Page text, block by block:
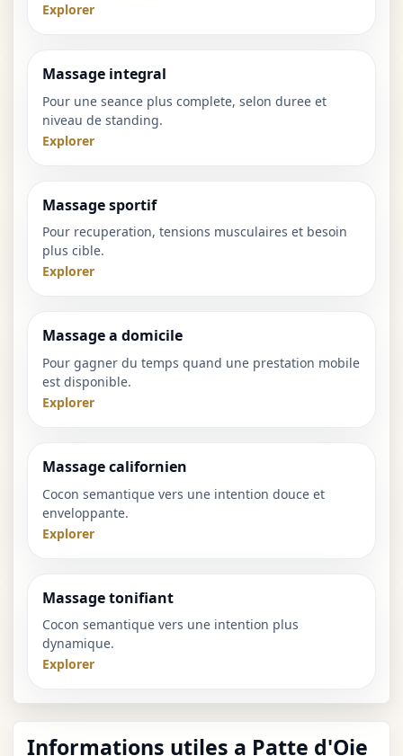
Explorer
Massage integral
Pour une seance plus complete, selon duree et
niveau de standing.
Explorer
Massage sportif
Pour recuperation, tensions musculaires et besoin
plus cible.
Explorer
Massage a domicile
Pour gagner du temps quand une prestation mobile
est disponible.
Explorer
Massage californien
Cocon semantique vers une intention douce et
enveloppante.
Explorer
Massage tonifiant
Cocon semantique vers une intention plus
dynamique.
Explorer
Informations utiles a Patte d'Oie